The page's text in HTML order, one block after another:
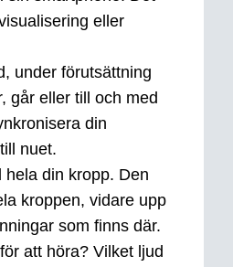
eller
under förutsättning
går eller till och med
din
nuet.
din kropp. Den
kroppen, vidare upp
som finns där.
att höra? Vilket ljud